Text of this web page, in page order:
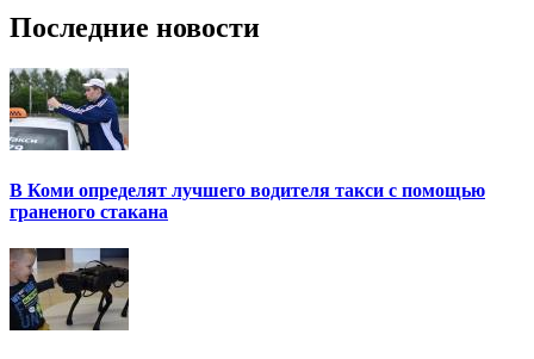
Последние новости
В Коми определят лучшего водителя такси с помощью
граненого стакана